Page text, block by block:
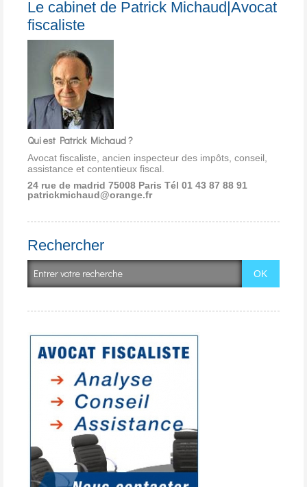
Le cabinet de Patrick Michaud|Avocat
fiscaliste
Qui est Patrick Michaud ?
Avocat fiscaliste, ancien inspecteur des impôts, conseil,
assistance et contentieux fiscal.
24 rue de madrid 75008 Paris Tél 01 43 87 88 91
patrickmichaud@orange.fr
Rechercher